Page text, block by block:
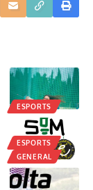
ESPORTS
ESPORTS
GENERAL